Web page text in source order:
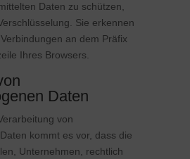
Daten zu schützen,
Sie erkennen
an dem Präfix
Ihres Browsers.
Daten
von
kommt es vor, dass die
Unternehmen, rechtlich